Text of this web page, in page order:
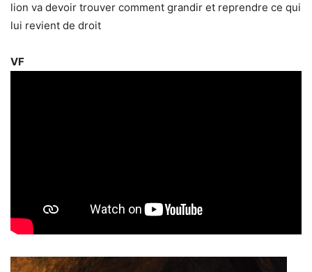
lion va devoir trouver comment grandir et reprendre ce qui
lui revient de droit
VF